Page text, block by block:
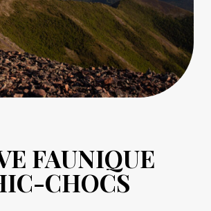
FAUNIQUE
CHOCS